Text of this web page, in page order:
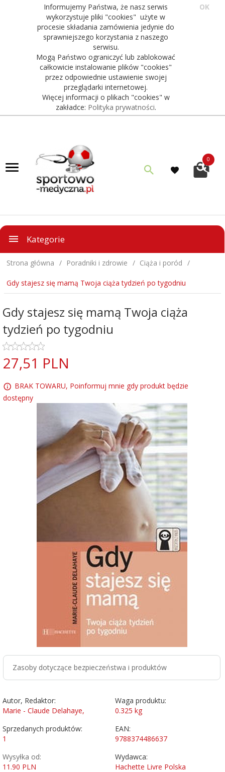
Informujemy Państwa, że nasz serwis
wykorzystuje pliki "cookies" użyte w
procesie składania zamówienia jedynie do
sprawniejszego korzystania z naszego
serwisu.
Mogą Państwo ograniczyć lub zablokować
całkowicie instalowanie plików "cookies"
przez odpowiednie ustawienie swojej
przeglądarki internetowej.
Więcej informacji o plikach "cookies" w
zakładce: Polityka prywatności.
OK
0
Kategorie
Strona główna Poradniki i zdrowie Ciąża i poród
Gdy stajesz się mamą Twoja ciąża tydzień po tygodniu
Gdy stajesz się mamą Twoja ciąża
tydzień po tygodniu
27,51 PLN
BRAK TOWARU, Poinformuj mnie gdy produkt będzie
dostępny
Zasoby dotyczące bezpieczeństwa i produktów
Autor, Redaktor:
Marie - Claude Delahaye,
Waga produktu:
0.325 kg
Sprzedanych produktów:
1
EAN:
9788374486637
Wysyłka od:
11.90 PLN
Wydawca:
Hachette Livre Polska